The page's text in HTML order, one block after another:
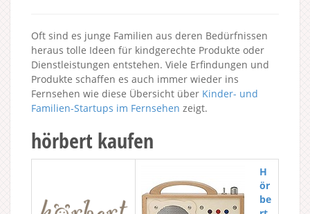
Oft sind es junge Familien aus deren Bedürfnissen
heraus tolle Ideen für kindgerechte Produkte oder
Dienstleistungen entstehen. Viele Erfindungen und
Produkte schaffen es auch immer wieder ins
Fernsehen wie diese Übersicht über Kinder- und
Familien-Startups im Fernsehen zeigt.
hörbert kaufen
H
ör
be